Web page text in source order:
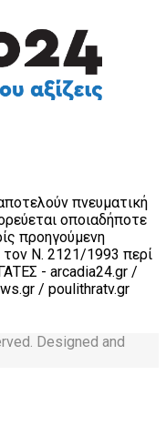
πνευματική
οποιαδήποτε
προηγούμενη
Ν. 2121/1993 περί
- arcadia24.gr /
/ poulithratv.gr
Designed and